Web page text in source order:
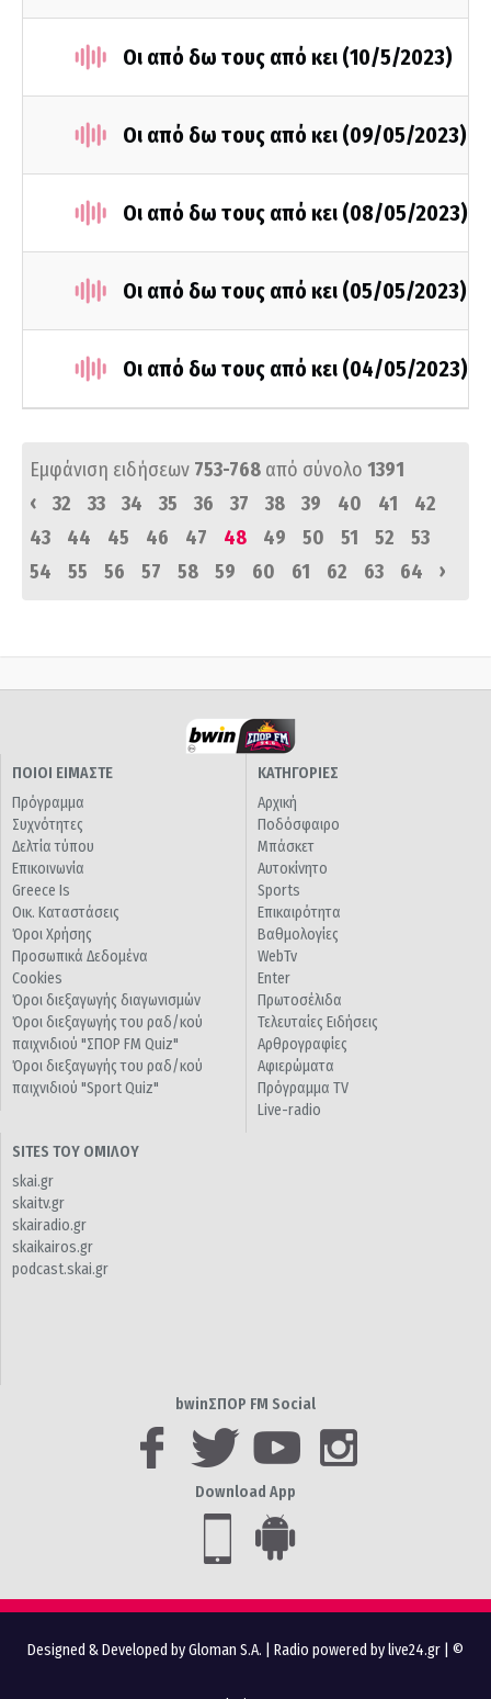
Οι από δω τους από κει (10/5/2023)
Οι από δω τους από κει (09/05/2023)
Οι από δω τους από κει (08/05/2023)
Οι από δω τους από κει (05/05/2023)
Οι από δω τους από κει (04/05/2023)
Εμφάνιση ειδήσεων 753-768 από σύνολο 1391
‹
32 33 34 35 36 37 38 39 40 41
42
43
44 45 46 47 48 49 50 51 52
53
54
55 56 57 58 59 60 61 62 63 64 ›
ΠΟΙΟΙ ΕΙΜΑΣΤΕ
Πρόγραμμα
Συχνότητες
Δελτία τύπου
Επικοινωνία
Greece Is
Οικ. Καταστάσεις
Όροι Χρήσης
Προσωπικά Δεδομένα
Cookies
Όροι διεξαγωγής διαγωνισμών
Όροι διεξαγωγής του ραδ/κού
παιχνιδιού "ΣΠΟΡ FM Quiz"
Όροι διεξαγωγής του ραδ/κού
παιχνιδιού "Sport Quiz"
ΚΑΤΗΓΟΡΙΕΣ
Αρχική
Ποδόσφαιρο
Μπάσκετ
Αυτοκίνητο
Sports
Επικαιρότητα
Βαθμολογίες
WebTv
Enter
Πρωτοσέλιδα
Τελευταίες Ειδήσεις
Αρθρογραφίες
Αφιερώματα
Πρόγραμμα TV
Live-radio
SITES ΤΟΥ ΟΜΙΛΟΥ
skai.gr
skaitv.gr
skairadio.gr
skaikairos.gr
podcast.skai.gr
bwinΣΠΟΡ FM Social
Download App
Designed & Developed by Gloman S.A. Radio powered by live24.gr | ©